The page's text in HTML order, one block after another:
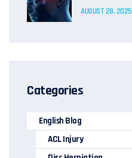
AUGUST 28, 2025
Categories
English Blog
ACL Injury